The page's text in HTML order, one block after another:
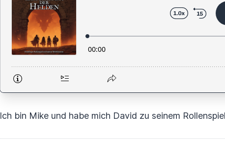
Ich bin Mike und habe mich David zu seinem